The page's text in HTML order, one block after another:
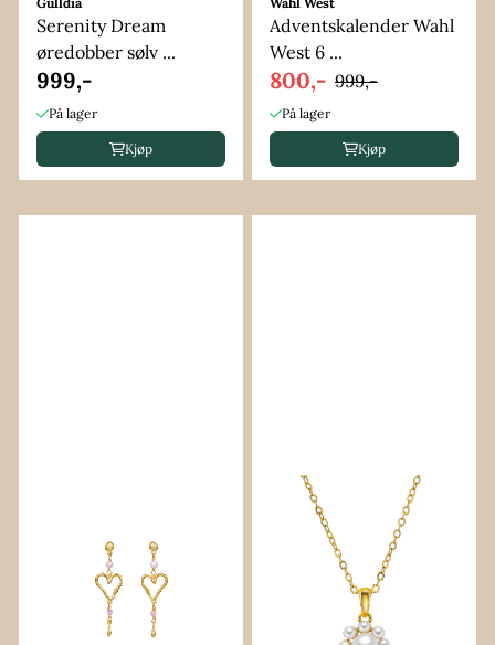
Serenity Dream
øredobber sølv ...
999,-
På lager
Kjøp
Adventskalender Wahl
West 6 ...
800,- 999,-
På lager
Kjøp